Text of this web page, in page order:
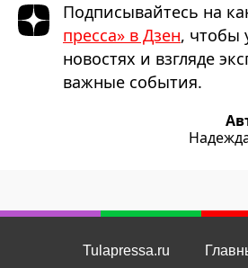
Подписывайтесь на
пресса» в Дзен, чтобы
новостях и взгляде
важные события.
Tulapressa.ru